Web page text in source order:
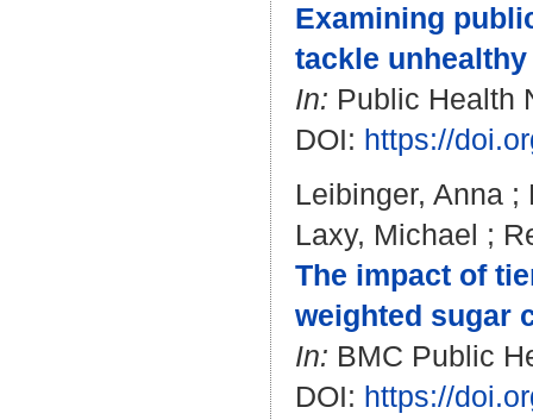
Examining
tackle
In: Public Health
DOI: https://
Leibinger, Anna ;
Laxy, Michael ;
The impact of
weighted sugar
In: BMC Public
DOI: https://